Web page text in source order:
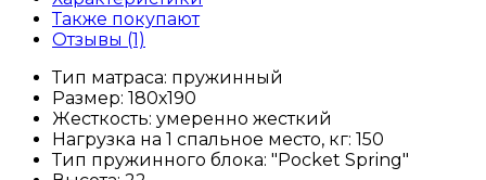
Также покупают
Отзывы (1)
Тип матраса: пружинный
Размер: 180х190
Жесткость: умеренно жесткий
Нагрузка на 1 спальное место, кг: 150
Тип пружинного блока: "Pocket Spring"